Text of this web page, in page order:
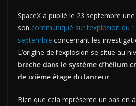
SpaceX a publié le 23 septembre
son communiqué sur l’explosion du
septembre concernant les
L’origine de l’explosion se situe au
brèche dans le système d’hélium
deuxième étage du lanceur.
Bien que cela représente un pas en